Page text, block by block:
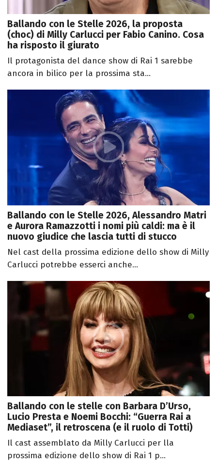
Ballando con le Stelle 2026, la proposta
(choc) di Milly Carlucci per Fabio Canino. Cosa
ha risposto il giurato
Il protagonista del dance show di Rai 1 sarebbe
ancora in bilico per la prossima sta...
Ballando con le Stelle 2026, Alessandro Matri
e Aurora Ramazzotti i nomi più caldi: ma è il
nuovo giudice che lascia tutti di stucco
Nel cast della prossima edizione dello show di Milly
Carlucci potrebbe esserci anche...
Ballando con le stelle con Barbara D’Urso,
Lucio Presta e Noemi Bocchi: “Guerra Rai a
Mediaset”, il retroscena (e il ruolo di Totti)
Il cast assemblato da Milly Carlucci per lla
prossima edizione dello show di Rai 1 p...